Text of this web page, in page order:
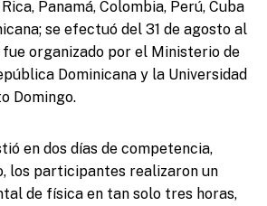
Panamá, Colombia, Perú, Cuba
se efectuó del 31 de agosto al
organizado por el Ministerio de
Dominicana y la Universidad
Domingo.
en dos días de competencia,
los participantes realizaron un
de física en tan solo tres horas,